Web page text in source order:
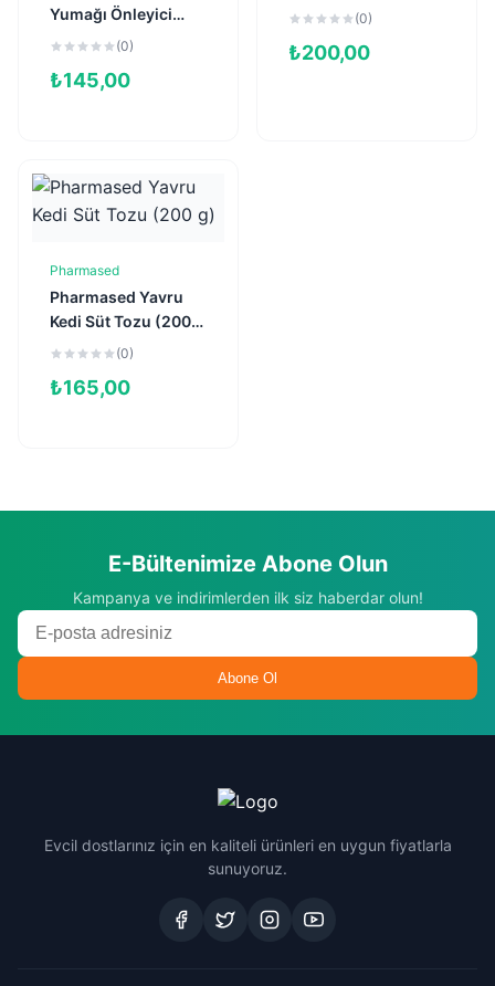
Yumağı Önleyici
Kedi Macunu 20gr
(0)
₺145,00
(0)
₺200,00
Sepete Ekle
Pharmased
Pharmased Yavru
Kedi Süt Tozu (200
g)
(0)
₺165,00
E-Bültenimize Abone Olun
Kampanya ve indirimlerden ilk siz haberdar olun!
Abone Ol
Evcil dostlarınız için en kaliteli ürünleri en uygun fiyatlarla
sunuyoruz.